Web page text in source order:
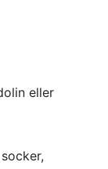
eller